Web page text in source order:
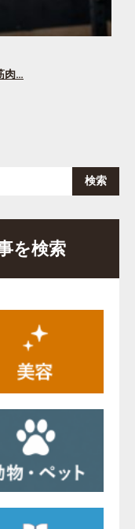
肉…
を検索